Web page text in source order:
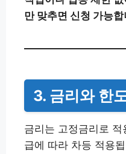
만 맞추면 신청 가능합
3. 금리와 한
금리는 고정금리로
급에 따라 차등 적용